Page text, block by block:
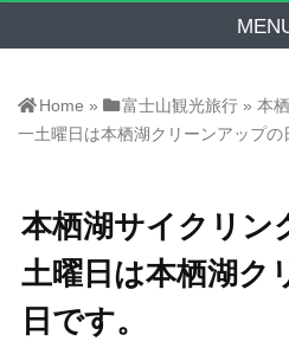
Home » 富士山観光旅行 »本
一土曜日は本栖湖クリーンアップの
本栖湖サイクリン
土曜日は本栖湖ク
日です。